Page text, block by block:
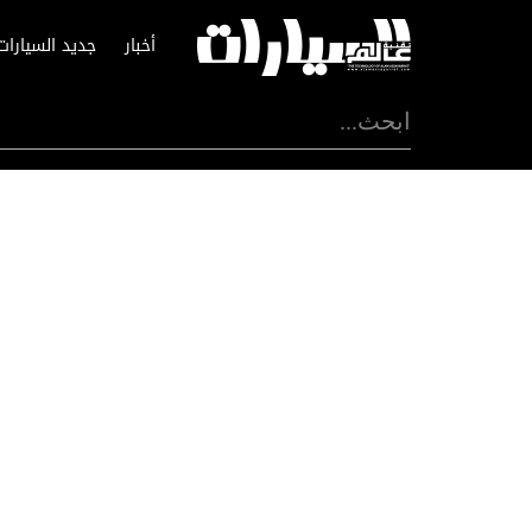
أخبار جديد